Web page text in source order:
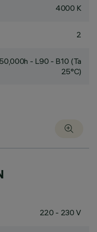
4000 K
2
- L90 - B10 (Ta
25°C)
220 - 230 V